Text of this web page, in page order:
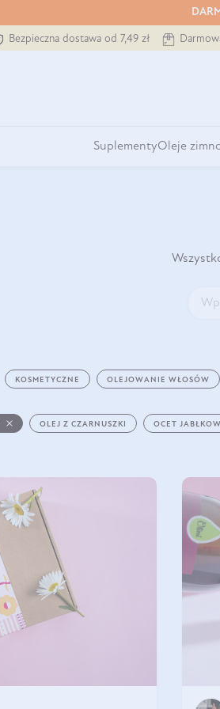
Bezpieczna dostawa od 7,49 zł
SuplementyOleje
KOSMETYCZNE OLEJOWANIE WŁOSÓW
OLEJ Z CZARNUSZKI OCET